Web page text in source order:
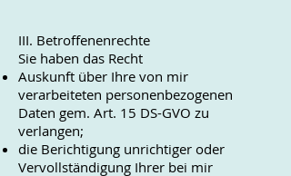
III. Betroffenenrechte
Sie haben das Recht
Auskunft über Ihre von mir
verarbeiteten personenbezogenen
Daten gem. Art. 15 DS-GVO zu
verlangen;
die Berichtigung unrichtiger oder
Vervollständigung Ihrer bei mir